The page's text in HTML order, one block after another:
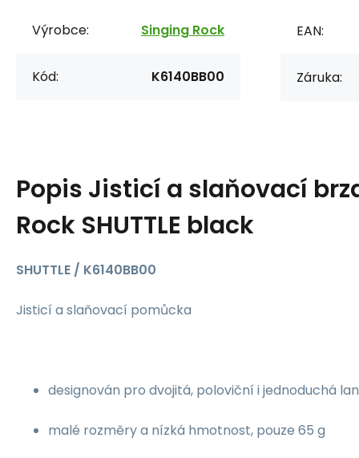
Výrobce: Singing Rock
Kód: K6140BB00
EAN:
Záruka:
Popis Jisticí a slaňovací
Rock SHUTTLE black
SHUTTLE / K6140BB00
Jisticí a slaňovací pomůcka
designován pro dvojitá, poloviční i jednoduchá
malé rozměry a nízká hmotnost, pouze 65 g